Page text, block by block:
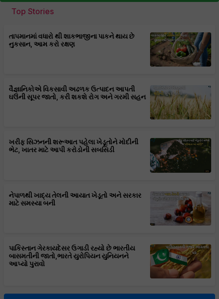
Top Stories
તાપમાનમાં વધારો થી શાકભાજીના પાકને થાય છે
નુકસાન, આમ કરો રક્ષણ
વૈજ્ઞાનિકોએ વિકસાવી અઢળક ઉત્પાદન આપતી
ઘઉંની સૂપર જાતો, કરી શકશે રોગ અને ગરમી સહન
ખરીફ સિઝનની શરૂઆત પહેલા ખેડૂતોને મોદીની
ભેટ, ખાતર માટે આપી કરોડોની સબસિડી
નેપાળથી ખાદ્ય તેલની આયાત ખેડૂતો અને સરકાર
માટે સમસ્યા બની
પાકિસ્તાન ગેરકાયદેસર ઉગાડી રહ્યો છે ભારતીય
બાસમતીની જાતો,ભારતે યુરોપિયન યુનિયનને
આપ્યો પુરાવો